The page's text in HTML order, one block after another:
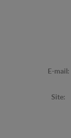
E-mail:
Site: